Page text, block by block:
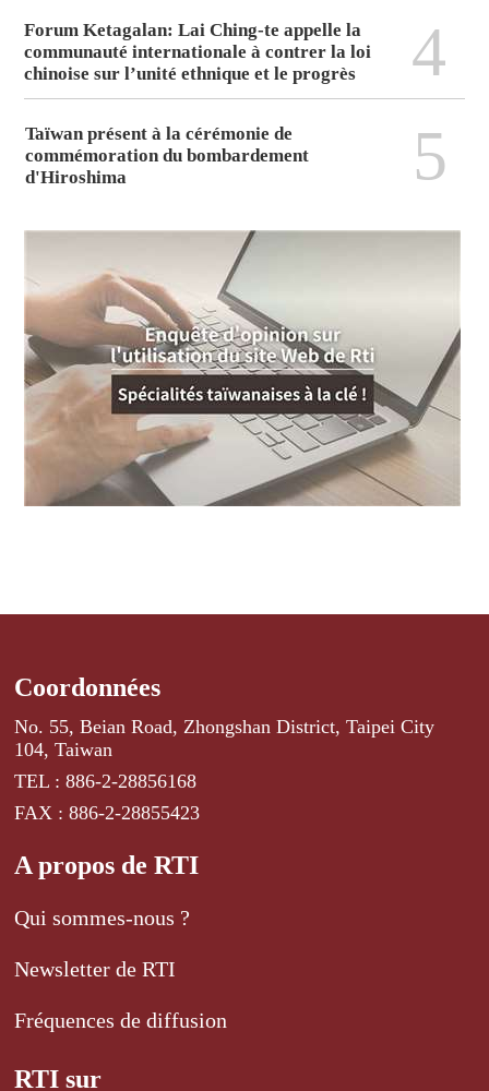
Forum Ketagalan: Lai Ching-te appelle la
communauté internationale à contrer la loi
chinoise sur l’unité ethnique et le progrès
4
Taïwan présent à la cérémonie de
commémoration du bombardement
d'Hiroshima
5
Coordonnées
No. 55, Beian Road, Zhongshan District, Taipei City
104, Taiwan
TEL : 886-2-28856168
FAX : 886-2-28855423
A propos de RTI
Qui sommes-nous ?
Newsletter de RTI
Fréquences de diffusion
RTI sur